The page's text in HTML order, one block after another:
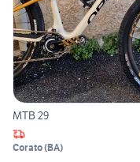
MTB 29
Corato(BA)